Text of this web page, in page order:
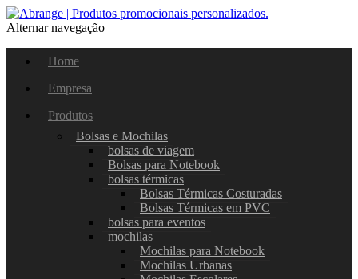
Alternar navegação
Home
Empresa
Produtos
Bolsas e Mochilas
bolsas de viagem
Bolsas para Notebook
bolsas térmicas
Bolsas Térmicas Costuradas
Bolsas Térmicas em PVC
bolsas para eventos
mochilas
Mochilas para Notebook
Mochilas Urbanas